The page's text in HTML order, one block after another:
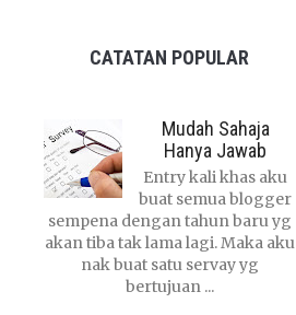
CATATAN POPULAR
Mudah Sahaja
Hanya Jawab
Entry kali khas aku
buat semua blogger
sempena dengan tahun baru yg
akan tiba tak lama lagi. Maka aku
nak buat satu servay yg
bertujuan ...